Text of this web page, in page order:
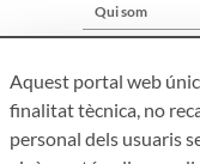
Qui som
Aquest portal web
finalitat tècnica, no
personal dels usuaris